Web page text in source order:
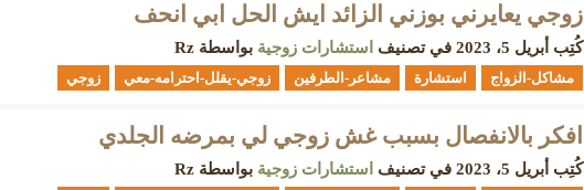
زوجي يعايرني بوزني الزائد ايش الحل ابي انحف
كُتِب أبريل 5، 2023 في تصنيف استشارات زوجية بواسطة Rz
مشاكل-الزواج استشارة مشاعر-الطرفين زوجي-يقلل-احترامه-معي زوجي
افكر بالانفصال بسبب غش زوجي لي بمرضه الجلدي
كُتِب أبريل 5، 2023 في تصنيف استشارات زوجية بواسطة Rz